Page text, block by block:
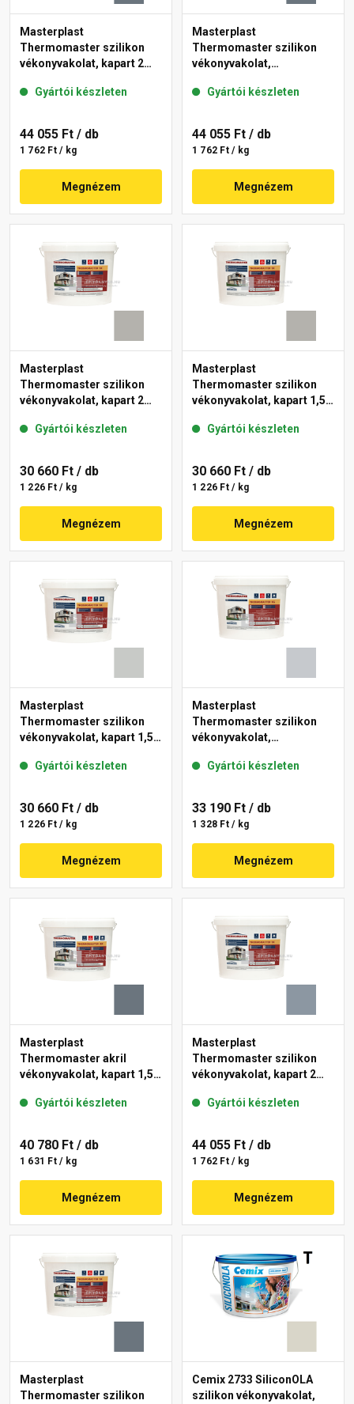
Masterplast
Thermomaster szilikon
vékonyvakolat, kapart 2
Gyártói készleten
44 055 Ft / db
1 762 Ft / kg
Megnézem
Masterplast
Thermomaster szilikon
vékonyvakolat,
50-C 25 kg
Gyártói készleten
44 055 Ft / db
1 762 Ft / kg
Megnézem
Masterplast
Thermomaster szilikon
vékonyvakolat, kapart 2
Gyártói készleten
30 660 Ft / db
1 226 Ft / kg
Megnézem
Masterplast
Thermomaster szilikon
vékonyvakolat, kapart 1,5
Gyártói készleten
30 660 Ft / db
1 226 Ft / kg
Megnézem
Masterplast
Thermomaster szilikon
vékonyvakolat, kapart 1,5
Gyártói készleten
30 660 Ft / db
1 226 Ft / kg
Megnézem
Masterplast
Thermomaster szilikon
vékonyvakolat,
50-F 25 kg
Gyártói készleten
33 190 Ft / db
1 328 Ft / kg
Megnézem
Masterplast
Thermomaster akril
vékonyvakolat, kapart 1,5
Gyártói készleten
40 780 Ft / db
1 631 Ft / kg
Megnézem
Masterplast
Thermomaster szilikon
vékonyvakolat, kapart 2
Gyártói készleten
44 055 Ft / db
1 762 Ft / kg
Megnézem
Masterplast
Thermomaster szilikon
Cemix 2733 SiliconOLA
szilikon vékonyvakolat,